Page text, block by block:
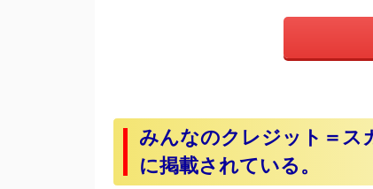
みんなのクレジット＝ス
に掲載されている。